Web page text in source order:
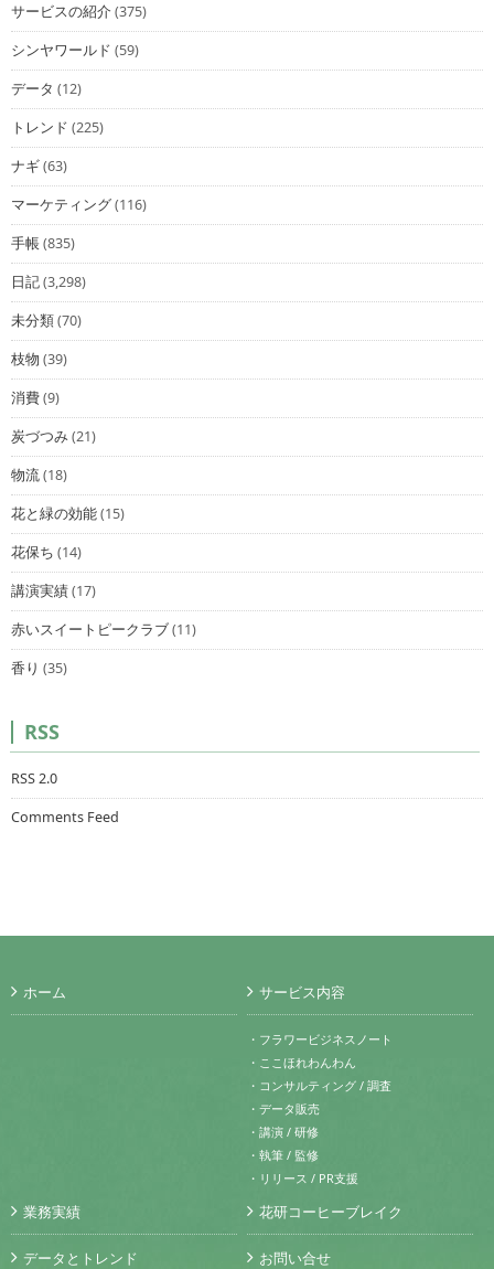
サービスの紹介(375)
シンヤワールド (59)
データ (12)
トレンド (225)
ナギ(63)
マーケティング(116)
手帳(835)
日記(3,298)
未分類(70)
枝物 (39)
消費(9)
炭づつみ(21)
物流(18)
花と緑の効能(15)
花保ち (14)
講演実績(17)
赤いスイートピークラブ(11)
香り (35)
RSS
RSS 2.0
Comments Feed
ホーム サービス内容
・フラワービジネスノート
・ここほれわんわん
・コンサルティング / 調査
・データ販売
・講演 / 研修
・執筆 / 監修
・リリース / PR支援
業務実績
データとトレンド
花研コーヒーブレイク
お問い合せ